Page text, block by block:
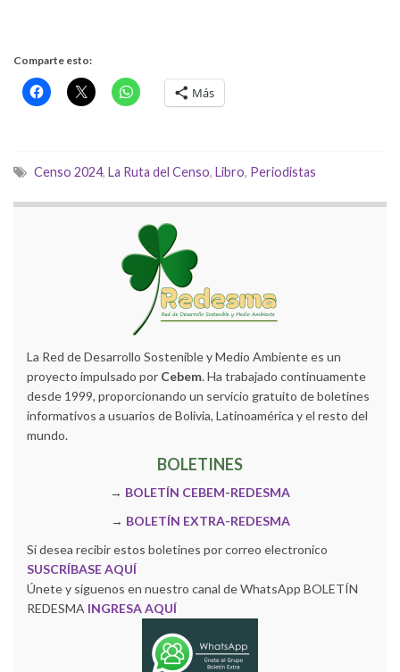
Comparte esto:
Más
Censo 2024, La Ruta del Censo, Libro, Periodistas
La Red de Desarrollo Sostenible y Medio Ambiente es un
proyecto impulsado por Cebem. Ha trabajado continuamente
desde 1999, proporcionando un servicio gratuito de boletines
informativos a usuarios de Bolivia, Latinoamérica y el resto del
mundo.
BOLETINES
→ BOLETÍN CEBEM-REDESMA
→ BOLETÍN EXTRA-REDESMA
Si desea recibir estos boletines por correo electronico
SUSCRÍBASE AQUÍ
Únete y siguenos en nuestro canal de WhatsApp BOLETÍN
REDESMA INGRESA AQUÍ